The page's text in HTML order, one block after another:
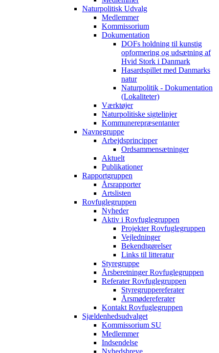
Naturpolitisk Udvalg
Medlemmer
Kommissorium
Dokumentation
DOFs holdning til kunstig
opformering og udsætning af
Hvid Stork i Danmark
Hasardspillet med Danmarks
natur
Naturpolitik - Dokumentation
(Lokaliteter)
Værktøjer
Naturpolitiske sigtelinjer
Kommunerepræsentanter
Navnegruppe
Arbejdsprincipper
Ordsammensætninger
Aktuelt
Publikationer
Rapportgruppen
Årsrapporter
Artslisten
Rovfuglegruppen
Nyheder
Aktiv i Rovfuglegruppen
Projekter Rovfuglegruppen
Vejledninger
Bekendtgørelser
Links til litteratur
Styregruppe
Årsberetninger Rovfuglegruppen
Referater Rovfuglegruppen
Styregruppereferater
Årsmødereferater
Kontakt Rovfuglegruppen
Sjældenhedsudvalget
Kommissorium SU
Medlemmer
Indsendelse
Nyhedsbreve